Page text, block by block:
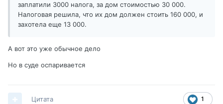
заплатили 3000 налога, за дом стоимостью 30 000.
Налоговая решила, что их дом должен стоить 160 000, и
захотела еще 13 000.
А вот это уже обычное дело
Но в суде оспаривается
1
Цитата